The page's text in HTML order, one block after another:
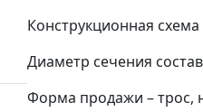
Конструкционная схема
Диаметр сечения
Форма продажи – трос,